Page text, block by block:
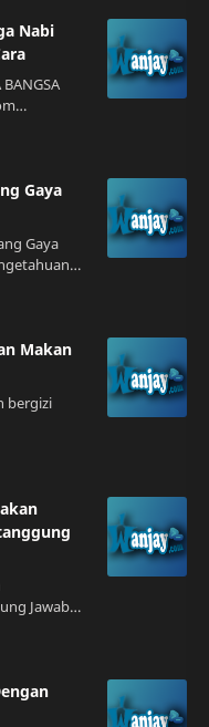
Nabi
salah satu
Gaya
Gaya
dada
Makan
bergizi
makanan
Jawab